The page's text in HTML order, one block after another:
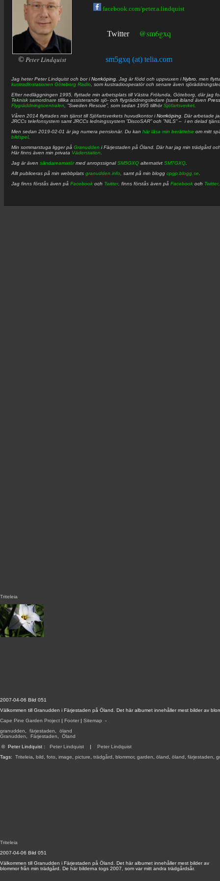
2007-04-06 Bild 051
Välkommen till Granudden i Färjestaden på Öland. Det här albumet innehåller mest bilder av
Cape Pine Garden Project | Footer | Sitemap -
granudden
färjestaden
öland
Granudden
Färjestaden
Öland
© Peter Lindquist : Peter Lindquist | Peter Lindquist
Tags: Triteleia bild foto image picture trädgård blommor, garden öland öland färjestaden
Triteleia
Triteleia
2007-04-06 Bild 051
Välkommen till Granudden i Färjestaden på Öland. Det här albumet innehåller mest bilder av
blommor från min trädgård. De här bilderna togs 2007, som var mitt andra trädgårdsår.
© Peter Lindquist
facebook.com/peter.a.lindquist
Twitter @sm6gxq
sm5gxq (at) telia.com
Jag heterPeter Lindquist och bor iNorrköping . Jag är född och uppvuxen iNybro , men
kustradiostationen Göteborg Radio , som kustradiooperatör och senare även
Efter nedläggningen 1995, flyttade min arbetsplats till Västra Frölunda, Göteborg, där jag
Teknisk samordnare tillika assisterande sjö- och flygräddningsledare (samt ibland även
Flygräddningscentralen , ”Sweden Rescue”, som sedan 1995 tillhörSjöfartsverket
Våren 2014 flyttades min tjänst till Sjöfartsverkets huvudkontor iNorrköping . Där arbetade
JRCCs telefonsystem samt JRCCs ledningssystem ”DiscoSAR” och ”NILS” – i en delad
Men sedan 2019-02-01 är jag numera pensionär. Du kan här läsa min berättelse om mitt
bildspel.
Min sommarstuga ligger på Granudden i Färjestaden på Öland. Där har jag min trädgård
Här finns även min privata Väderstation
Jag är även sändareamatörmed anropssignalSM5GXQ alternativt SM7GXQ
Allt publiceras på min webbplats granudden.info , samt på min blogg cpgp.blogg.se
Jag finns förstås även på Facebook och Twitter. finns förstås även på Facebook och Twitter.